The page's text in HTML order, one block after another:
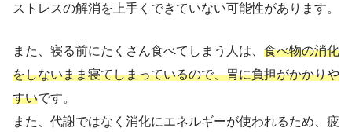
ストレスの解消を上手くできていない可能性があります。
また、寝る前にたくさん食べてしまう人は、 食べ物の消化
をしないまま寝てしまっているので、胃に負担がかかりや
すいです。
また、代謝ではなく消化にエネルギーが使われるため、疲